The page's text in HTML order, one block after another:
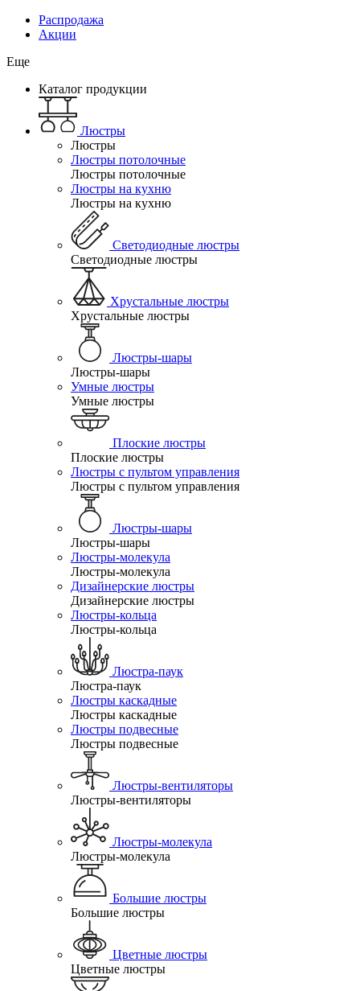
Распродажа
Акции
Еще
Каталог продукции
Люстры
Люстры
Люстры потолочные
Люстры потолочные
Люстры на кухню
Люстры на кухню
Светодиодные люстры
Светодиодные люстры
Хрустальные люстры
Хрустальные люстры
Люстры-шары
Люстры-шары
Умные люстры
Умные люстры
Плоские люстры
Плоские люстры
Люстры с пультом управления
Люстры с пультом управления
Люстры-шары
Люстры-шары
Люстры-молекула
Люстры-молекула
Дизайнерские люстры
Дизайнерские люстры
Люстры-кольца
Люстры-кольца
Люстра-паук
Люстра-паук
Люстры каскадные
Люстры каскадные
Люстры подвесные
Люстры подвесные
Люстры-вентиляторы
Люстры-вентиляторы
Люстры-молекула
Люстры-молекула
Большие люстры
Большие люстры
Цветные люстры
Цветные люстры